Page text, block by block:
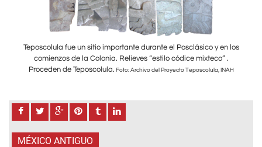
Teposcolula fue un sitio importante durante el Posclásico y en los
comienzos de la Colonia. Relieves “estilo códice mixteco” .
Proceden de Teposcolula. Foto: Archivo del Proyecto Teposcolula, INAH
MÉXICO ANTIGUO